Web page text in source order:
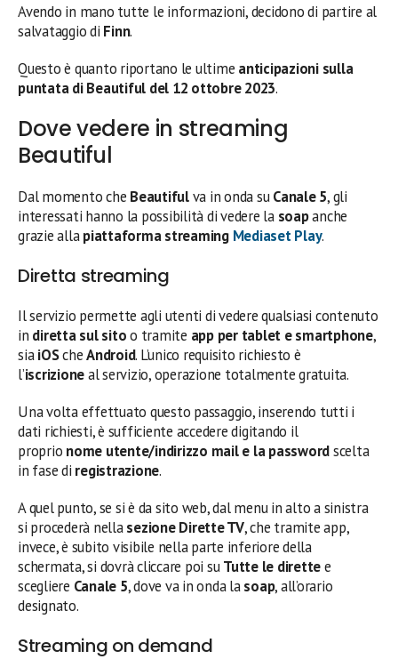
Avendo in mano tutte le informazioni, decidono di partire al
salvataggio di Finn.
Questo è quanto riportano le ultime anticipazioni sulla
puntata di Beautiful del 12 ottobre 2023.
Dove vedere in streaming
Beautiful
Dal momento che Beautifulva in onda suCanale 5, gli
interessati hanno la possibilità di vedere la soapanche
grazie allapiattaforma streaming Mediaset Play.
Diretta streaming
Il servizio permette agli utenti di vedere qualsiasi contenuto
in diretta sul sitoo tramite app per tablet e smartphone,
siaiOScheAndroid. L’unico requisito richiesto è
l’iscrizioneal servizio, operazione totalmente gratuita.
Una volta effettuato questo passaggio, inserendo tutti i
dati richiesti, è sufficiente accedere digitando il
proprio nome utente/indirizzo mail e la passwordscelta
in fase di registrazione.
A quel punto, se si è da sito web, dal menu in alto a sinistra
si procederà nellasezione Dirette TV, che tramite app,
invece, è subito visibile nella parte inferiore della
schermata, si dovrà cliccare poi suTutte le direttee
scegliere Canale 5, dove va in onda lasoap, all’orario
designato.
Streaming on demand